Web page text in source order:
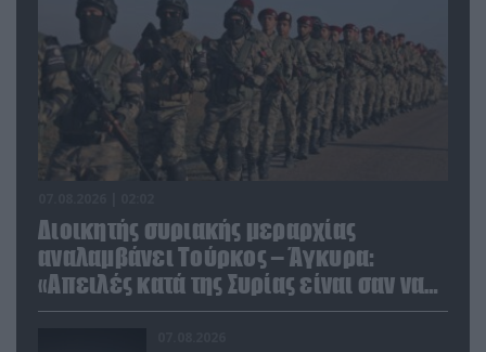
Διοικητής συριακής μεραρχίας
αναλαμβάνει Τούρκος – Άγκυρα:
«Απειλές κατά της Συρίας είναι σαν να
απειλούν εμάς»